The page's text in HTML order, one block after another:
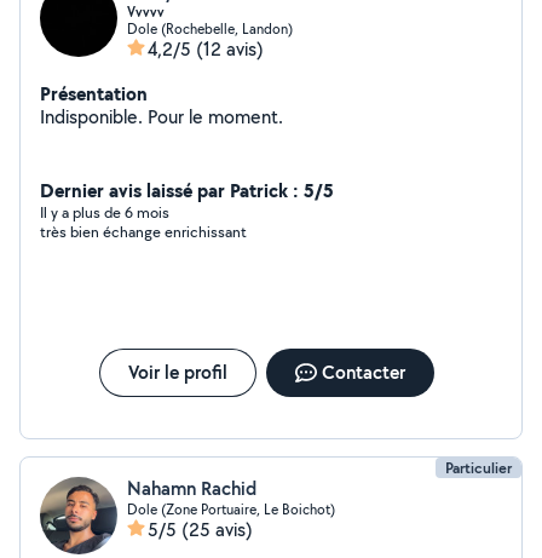
Vvvvv
Dole (Rochebelle, Landon)
4,2/5 (12 avis)
Présentation
Indisponible. Pour le moment.
Dernier avis laissé par Patrick : 5/5
Il y a plus de 6 mois
très bien échange enrichissant
Voir le profil Contacter
Particulier
Nahamn Rachid
Dole (Zone Portuaire, Le Boichot)
5/5 (25 avis)